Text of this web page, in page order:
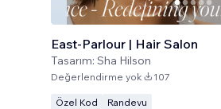
East-Parlour | Hair Salon
Tasarım: Sha Hilson
Değerlendirme yok 107
Özel Kod Randevu